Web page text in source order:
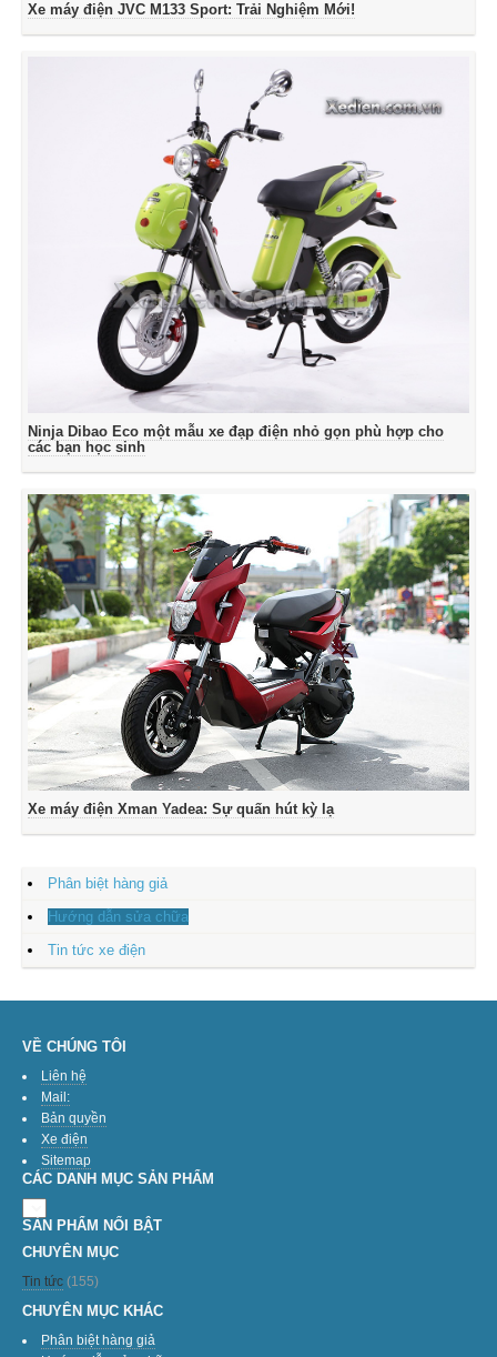
Xe máy điện JVC M133 Sport: Trải Nghiệm Mới!
Ninja Dibao Eco một mẫu xe đạp điện nhỏ gọn phù hợp cho
các bạn học sinh
Xe máy điện Xman Yadea: Sự quấn hút kỳ lạ
Phân biệt hàng giả
Hướng dẫn sửa chữa
Tin tức xe điện
VỀ CHÚNG TÔI
Liên hệ
Mail:
Bản quyền
Xe điện
Sitemap
CÁC DANH MỤC SẢN PHẨM
SẢN PHẨM NỔI BẬT
CHUYÊN MỤC
Tin tức (155)
CHUYÊN MỤC KHÁC
Phân biệt hàng giả